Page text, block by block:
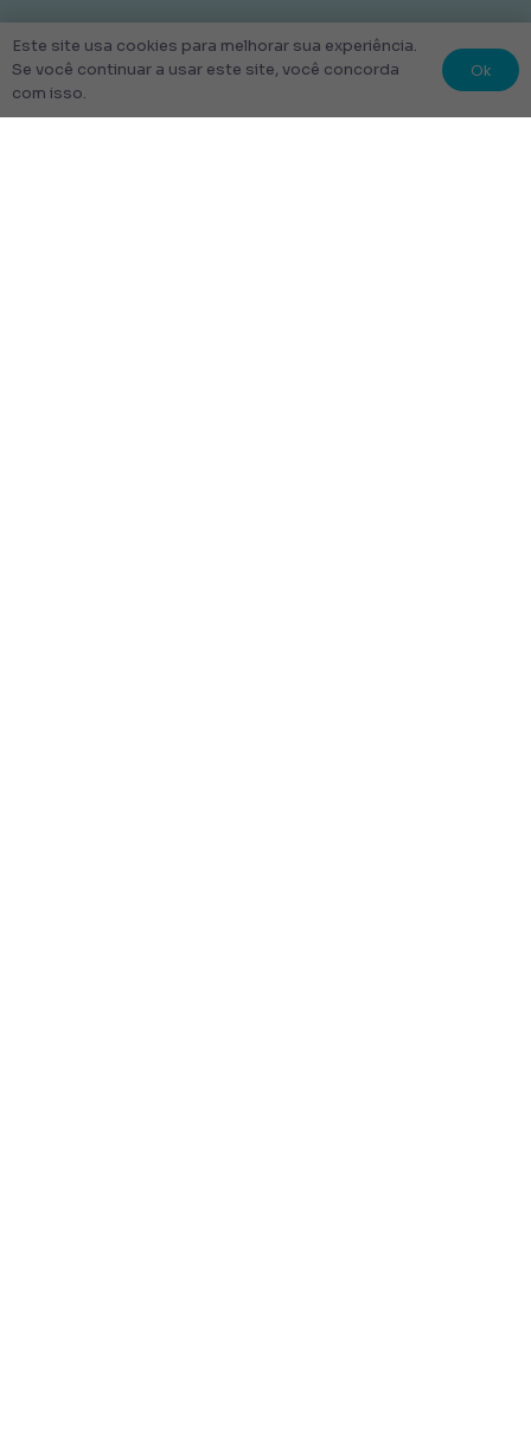
Este site usa cookies para melhorar sua experiência.
Se você continuar a usar este site, você concorda
com isso.
Ok